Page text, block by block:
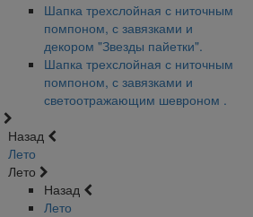
Шапка трехслойная с ниточным
помпоном, с завязками и
декором "Звезды пайетки".
Шапка трехслойная с ниточным
помпоном, с завязками и
светоотражающим шевроном .
Назад
Лето
Лето
Назад
Лето